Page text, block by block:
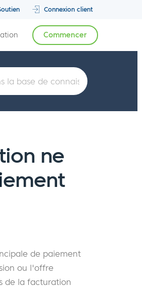
Connexion client
Commencer
ne
de paiement
ou l'offre
de la facturation